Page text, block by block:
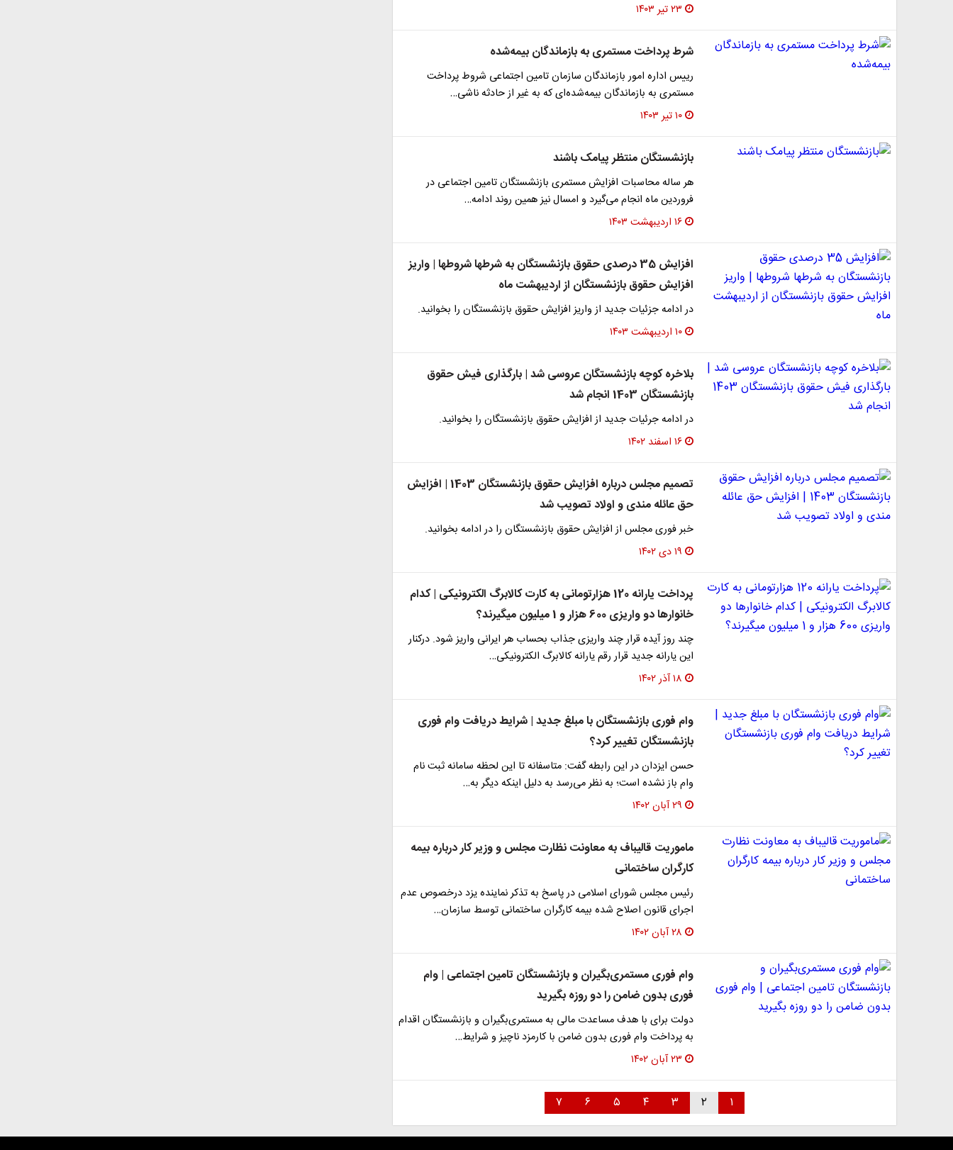
۲۳ تیر ۱۴۰۳
شرط پرداخت مستمری به بازماندگان بیمه‌شده
رییس اداره امور بازماندگان سازمان تامین اجتماعی شروط پرداخت
مستمری به بازماندگان بیمه‌شده‌ای که به غیر از حادثه ناشی…
۱۰ تیر ۱۴۰۳
بازنشستگان منتظر پیامک باشند
هر ساله محاسبات افزایش مستمری بازنشستگان تامین اجتماعی در
فروردین ماه انجام می‌گیرد و امسال نیز همین روند ادامه…
۱۶ اردیبهشت ۱۴۰۳
افزایش 35 درصدی حقوق بازنشستگان به شرطها شروطها | واریز
افزایش حقوق بازنشستگان از اردیبهشت ماه
در ادامه جزئیات جدید از واریز افزایش حقوق بازنشستگان را بخوانید.
۱۰ اردیبهشت ۱۴۰۳
بلاخره کوچه بازنشستگان عروسی شد | بارگذاری فیش حقوق
بازنشستگان 1403 انجام شد
در ادامه جرئیات جدید از افزایش حقوق بازنشستگان را بخوانید.
۱۶ اسفند ۱۴۰۲
تصمیم مجلس درباره افزایش حقوق بازنشستگان 1403 | افزایش
حق عائله مندی و اولاد تصویب شد
خبر فوری مجلس از افزایش حقوق بازنشستگان را در ادامه بخوانید.
۱۹ دی ۱۴۰۲
پرداخت یارانه 120 هزارتومانی به کارت کالابرگ الکترونیکی | کدام
خانوارها دو واریزی 600 هزار و 1 میلیون میگیرند؟
چند روز آیده قرار چند واریزی جذاب بحساب هر ایرانی واریز شود. درکنار
این یارانه جدید قرار رقم یارانه کالابرگ الکترونیکی…
۱۸ آذر ۱۴۰۲
وام فوری بازنشستگان با مبلغ جدید | شرایط دریافت وام فوری
بازنشستگان تغییر کرد؟
حسن ایزدان در این رابطه گفت: متاسفانه تا این لحظه سامانه ثبت نام
وام باز نشده است؛ به نظر می‌رسد به دلیل اینکه دیگر به…
۲۹ آبان ۱۴۰۲
ماموریت قالیباف به معاونت نظارت مجلس و وزیر کار درباره بیمه
کارگران ساختمانی
رئیس مجلس شورای اسلامی در پاسخ به تذکر نماینده یزد درخصوص عدم
اجرای قانون اصلاح شده بیمه کارگران ساختمانی توسط سازمان…
۲۸ آبان ۱۴۰۲
وام فوری مستمری‌بگیران و بازنشستگان تامین اجتماعی | وام
فوری بدون ضامن را دو روزه بگیرید
دولت برای با هدف مساعدت مالی به مستمری‌بگیران و بازنشستگان اقدام
به پرداخت وام فوری بدون ضامن با کارمزد ناچیز و شرایط…
۲۳ آبان ۱۴۰۲
۱ ۲ ۳ ۴ ۵ ۶ ۷